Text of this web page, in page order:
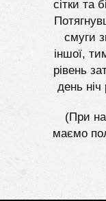
сітки та
смуги
іншої,
рівень
день
(При
маємо